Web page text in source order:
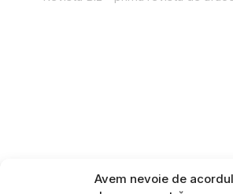
Avem nevoie de acordul